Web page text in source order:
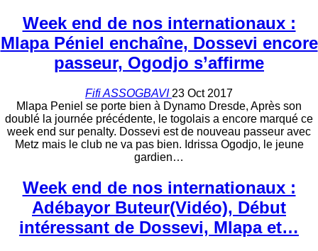
Week end de nos internationaux :
Mlapa Péniel enchaîne, Dossevi encore
passeur, Ogodjo s’affirme
Fifi ASSOGBAVI 23 Oct 2017
Mlapa Peniel se porte bien à Dynamo Dresde, Après son
doublé la journée précédente, le togolais a encore marqué ce
week end sur penalty. Dossevi est de nouveau passeur avec
Metz mais le club ne va pas bien. Idrissa Ogodjo, le jeune
gardien…
Week end de nos internationaux :
Adébayor Buteur(Vidéo), Début
intéressant de Dossevi, Mlapa et…